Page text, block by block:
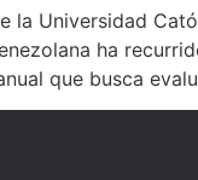
Universidad
ha
que busca